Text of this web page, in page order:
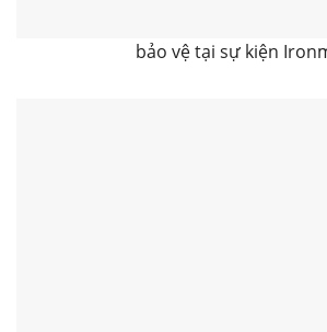
bảo vệ tại sự kiện